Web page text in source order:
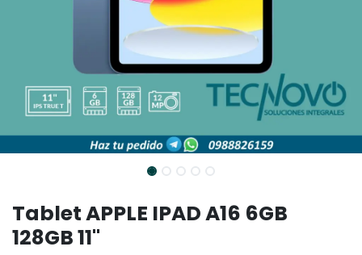
Tablet APPLE IPAD A16 6GB
128GB 11"